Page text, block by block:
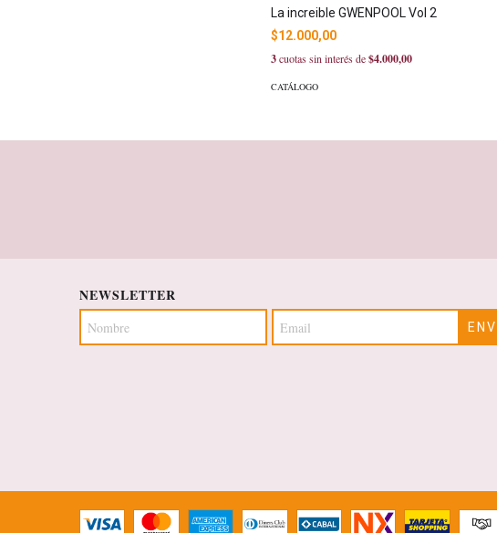
La increible GWENPOOL Vol 2
$12.000,00
3cuotas sin interés de$4.000,00
CATÁLOGO
NEWSLETTER